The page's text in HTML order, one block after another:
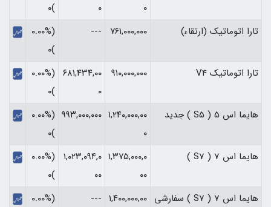
۰
۰
)۰
تارا اتوماتیک (ارتقاء)
۷۶۱,۰۰۰,۰۰۰ ---
(۰.۰۰%
)۰
تارا اتوماتیک V4
۹۱۰,۰۰۰,۰۰۰
۶۸۱,۴۳۴,۰۰
۰
(۰.۰۰%
)۰
هایما اس 5 ( S5 ) جدید
۱,۲۴۰,۰۰۰,۰۰
۰
۹۹۳,۰۰۰,۰۰۰
(۰.۰۰%
)۰
هایما اس 7 ( S7 )
۱,۳۷۵,۰۰۰,۰
۰۰
۱,۰۲۳,۰۹۴,۰
۰۰
(۰.۰۰%
)۰
هایما اس 7 ( S7 ) سفارشی
۱,۴۰۰,۰۰۰,۰۰ --- (۰.۰۰%